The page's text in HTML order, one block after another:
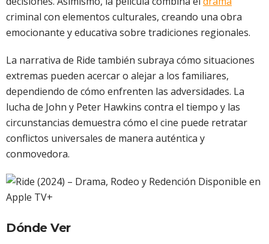
criminal con elementos culturales, creando una obra
emocionante y educativa sobre tradiciones regionales.
La narrativa de Ride también subraya cómo situaciones
extremas pueden acercar o alejar a los familiares,
dependiendo de cómo enfrenten las adversidades. La
lucha de John y Peter Hawkins contra el tiempo y las
circunstancias demuestra cómo el cine puede retratar
conflictos universales de manera auténtica y
conmovedora.
Dónde Ver